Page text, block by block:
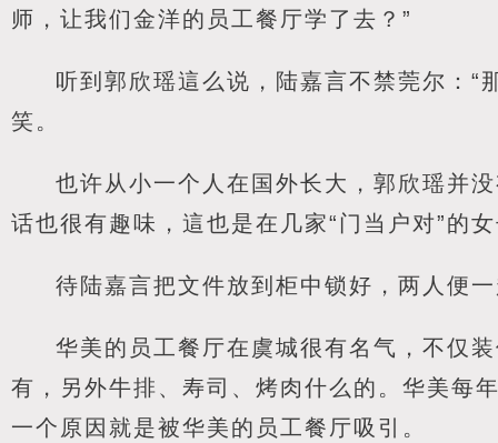
师，让我们金洋的员工餐厅学了去？”
听到郭欣瑶這么说，陆嘉言不禁莞尔：“
笑。
也许从小一个人在国外长大，郭欣瑶并
话也很有趣味，這也是在几家“门当户对”的
待陆嘉言把文件放到柜中锁好，两人便
华美的员工餐厅在虞城很有名气，不仅
有，另外牛排、寿司、烤肉什么的。华美每
一个原因就是被华美的员工餐厅吸引。